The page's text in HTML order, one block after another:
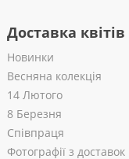
Доставка квітів
Новинки
Весняна колекція
14 Лютого
8 Березня
Співпраця
Фотографії з доставок